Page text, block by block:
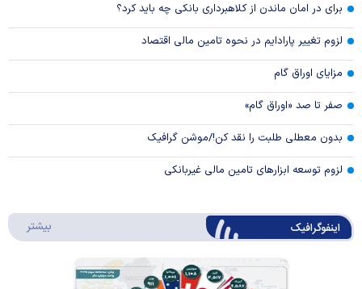
برای در امان ماندن از کلاهبرداری بانکی چه باید کرد؟
لزوم تغییر پارادایم در نحوه تامین مالی اقتصاد
مزایای اوراق گام
صفر تا صد «اوراق گام»
بدون معطلی طلبت را نقد کن!/موشن گرافیک
لزوم توسعه ابزارهای تامین مالی غیربانکی
اینفوگرافیک بیشتر